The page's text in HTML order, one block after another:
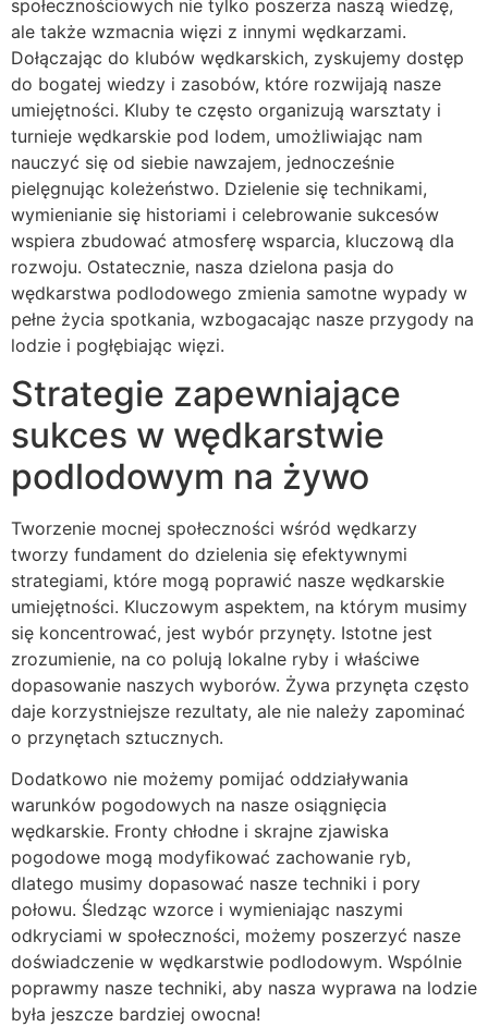
społecznościowych nie tylko poszerza naszą wiedzę,
ale także wzmacnia więzi z innymi wędkarzami.
Dołączając do klubów wędkarskich, zyskujemy dostęp
do bogatej wiedzy i zasobów, które rozwijają nasze
umiejętności. Kluby te często organizują warsztaty i
turnieje wędkarskie pod lodem, umożliwiając nam
nauczyć się od siebie nawzajem, jednocześnie
pielęgnując koleżeństwo. Dzielenie się technikami,
wymienianie się historiami i celebrowanie sukcesów
wspiera zbudować atmosferę wsparcia, kluczową dla
rozwoju. Ostatecznie, nasza dzielona pasja do
wędkarstwa podlodowego zmienia samotne wypady w
pełne życia spotkania, wzbogacając nasze przygody na
lodzie i pogłębiając więzi.
Strategie zapewniające
sukces w wędkarstwie
podlodowym na żywo
Tworzenie mocnej społeczności wśród wędkarzy
tworzy fundament do dzielenia się efektywnymi
strategiami, które mogą poprawić nasze wędkarskie
umiejętności. Kluczowym aspektem, na którym musimy
się koncentrować, jest wybór przynęty. Istotne jest
zrozumienie, na co polują lokalne ryby i właściwe
dopasowanie naszych wyborów. Żywa przynęta często
daje korzystniejsze rezultaty, ale nie należy zapominać
o przynętach sztucznych.
Dodatkowo nie możemy pomijać oddziaływania
warunków pogodowych na nasze osiągnięcia
wędkarskie. Fronty chłodne i skrajne zjawiska
pogodowe mogą modyfikować zachowanie ryb,
dlatego musimy dopasować nasze techniki i pory
połowu. Śledząc wzorce i wymieniając naszymi
odkryciami w społeczności, możemy poszerzyć nasze
doświadczenie w wędkarstwie podlodowym. Wspólnie
poprawmy nasze techniki, aby nasza wyprawa na lodzie
była jeszcze bardziej owocna!